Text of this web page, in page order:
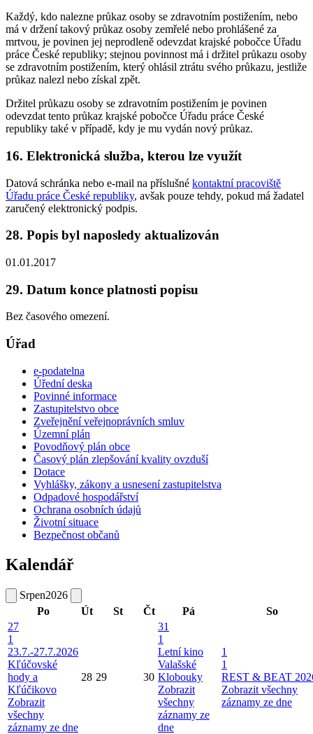
Každý, kdo nalezne průkaz osoby se zdravotním postižením, nebo
má v držení takový průkaz osoby zemřelé nebo prohlášené za
mrtvou, je povinen jej neprodleně odevzdat krajské pobočce Úřadu
práce České republiky; stejnou povinnost má i držitel průkazu osoby
se zdravotním postižením, který ohlásil ztrátu svého průkazu, jestliže
průkaz nalezl nebo získal zpět.
Držitel průkazu osoby se zdravotním postižením je povinen
odevzdat tento průkaz krajské pobočce Úřadu práce České
republiky také v případě, kdy je mu vydán nový průkaz.
16. Elektronická služba, kterou lze využít
Datová schránka nebo e-mail na příslušné kontaktní pracoviště
Úřadu práce České republiky, avšak pouze tehdy, pokud má žadatel
zaručený elektronický podpis.
28. Popis byl naposledy aktualizován
01.01.2017
29. Datum konce platnosti popisu
Bez časového omezení.
Úřad
e-podatelna
Úřední deska
Povinné informace
Zastupitelstvo obce
Zveřejnění veřejnoprávních smluv
Územní plán
Povodňový plán obce
Časový plán zlepšování kvality ovzduší
Dotace
Vyhlášky, zákony a usnesení zastupitelstva
Odpadové hospodářství
Ochrana osobních údajů
Životní situace
Bezpečnost občanů
Kalendář
Srpen2026
Po
Út St Čt Pá
So
27
1
23.7.-27.7.2026
Kľúčovské
hody a
Kľúčikovo
Zobrazit
všechny
záznamy ze dne
28 29 30
31
1
Letní kino
Valašské
Klobouky
Zobrazit
všechny
záznamy ze
dne
1
1
REST & BEAT
Zobrazit všechny
záznamy ze dne